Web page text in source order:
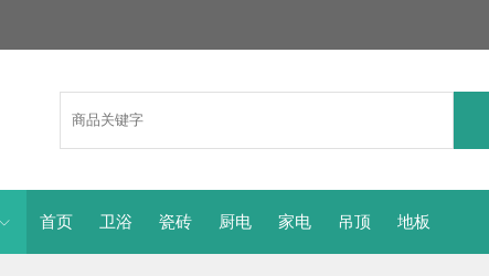
首页 卫浴 瓷砖 厨电 家电 吊顶 地板